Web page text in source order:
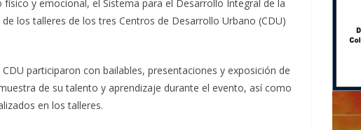
y emocional, el Sistema para el Desarrollo Integral de la
los talleres de los tres Centros de Desarrollo Urbano (CDU)
participaron con bailables, presentaciones y exposición de
de su talento y aprendizaje durante el evento, así como
en los talleres.